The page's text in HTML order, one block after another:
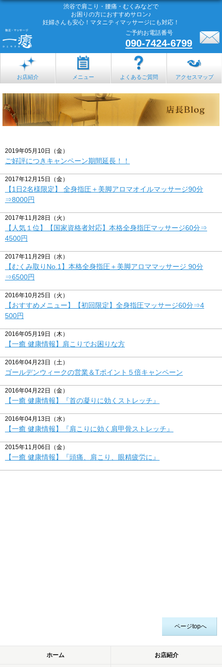
渋谷で肩こり・腰痛・むくみなどで
お困りの方におすすめサロン♪
妊婦さんも安心！マタニティマッサージにも対応！
ご予約お電話番号
090-7424-6799
お店紹介 メニュー よくあるご質問 アクセスマップ
2019年05月10日（金）
ご好評につきキャンペーン期間延長！！
2017年12月15日（金）
【1日2名様限定】 全身指圧＋美脚アロマオイルマッサージ90分
⇒8000円
2017年11月28日（火）
【人気１位】【国家資格者対応】本格全身指圧マッサージ60分⇒
4500円
2017年11月29日（水）
【むくみ取りNo.1】本格全身指圧＋美脚アロママッサージ 90分
⇒6500円
2016年10月25日（火）
【おすすめメニュー】【初回限定】全身指圧マッサージ60分⇒4
500円
2016年05月19日（木）
【一癒 健康情報】肩こりでお困りな方
2016年04月23日（土）
ゴールデンウィークの営業＆Tポイント５倍キャンペーン
2016年04月22日（金）
【一癒 健康情報】『首の凝りに効くストレッチ』
2016年04月13日（水）
【一癒 健康情報】『肩こりに効く肩甲骨ストレッチ』
2015年11月06日（金）
【一癒 健康情報】『頭痛、肩こり、眼精疲労に』
ページtopへ
ホーム お店紹介